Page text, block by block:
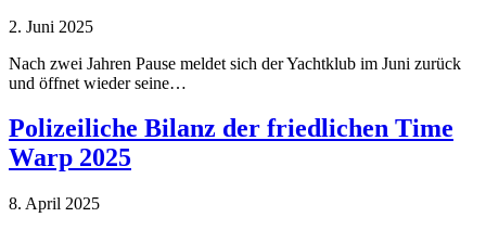
2. Juni 2025
Nach zwei Jahren Pause meldet sich der Yachtklub im Juni zurück
und öffnet wieder seine…
Polizeiliche Bilanz der friedlichen Time
Warp 2025
8. April 2025